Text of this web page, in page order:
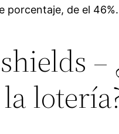
porcentaje, de el